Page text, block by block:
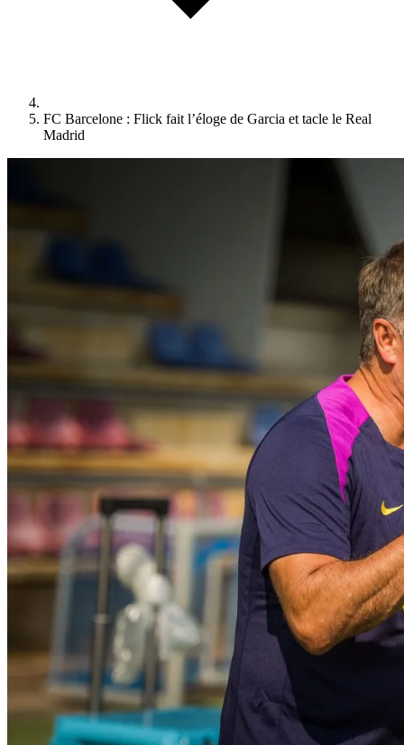
FC Barcelone : Flick fait l’éloge de Garcia et tacle le Real
Madrid